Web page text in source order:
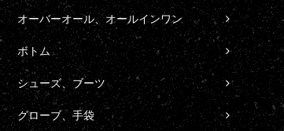
オーバーオール、オールインワン
ボトム
シューズ、ブーツ
グローブ、手袋